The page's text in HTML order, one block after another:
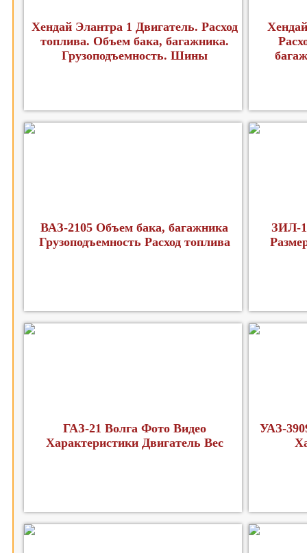
Хендай Элантра 1 Двигатель. Расход
топлива. Объем бака, багажника.
Грузоподъемность. Шины
ВАЗ-2105 Объем бака, багажника
Грузоподъемность Расход топлива
ЗИЛ-
ГАЗ-21 Волга Фото Видео
Характеристики Двигатель Вес
УАЗ-